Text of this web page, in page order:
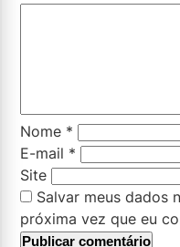
Nome *
E-mail *
Site
Salvar meus dados
próxima vez que eu